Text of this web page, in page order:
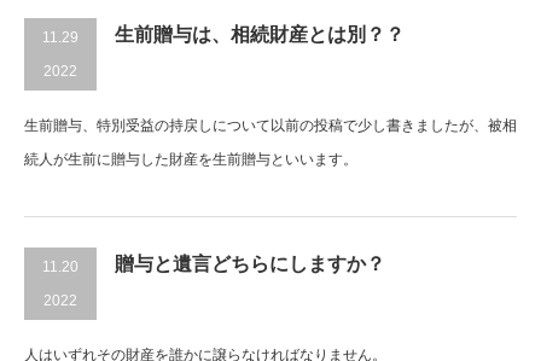
11.29
2022
生前贈与は、相続財産とは別？？
生前贈与、特別受益の持戻しについて以前の投稿で少し書きましたが、被相
続人が生前に贈与した財産を生前贈与といいます。
11.20
2022
贈与と遺言どちらにしますか？
人はいずれその財産を誰かに譲らなければなりません。